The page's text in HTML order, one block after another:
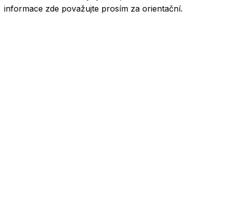
informace zde považujte prosím za orientační.